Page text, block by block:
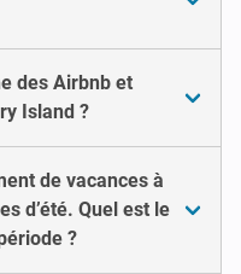
des Airbnb et
Island ?
de vacances à
d’été. Quel est le
?